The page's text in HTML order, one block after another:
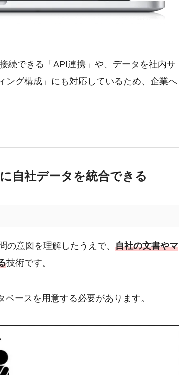
続できる「API連携」や、データを社内サ
ング構成」にも対応しているため、企業へ
自社データを統合できる
意図を理解したうえで、 自社の文書やマ
技術です。
ースを用意する必要があります。